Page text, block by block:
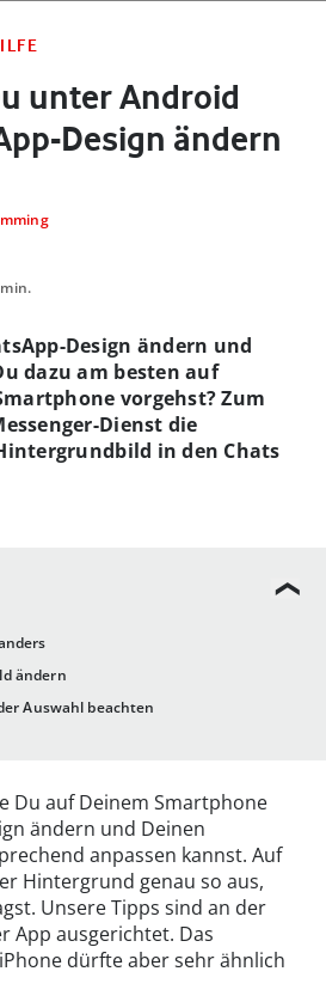
unter Android
Design ändern
ändern
Auswahl beachten
Design ändern und
dazu am besten auf
vorgehst? Zum
Dienst die
in den Chats
Du auf Deinem Smartphone
ändern und Deinen
anpassen kannst. Auf
Hintergrund genau so aus,
Unsere Tipps sind an der
App ausgerichtet. Das
dürfte aber sehr ähnlich